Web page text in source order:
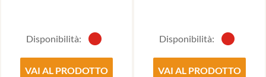
Disponibilità:
VAI AL PRODOTTO
Disponibilità:
VAI AL PRODOTTO